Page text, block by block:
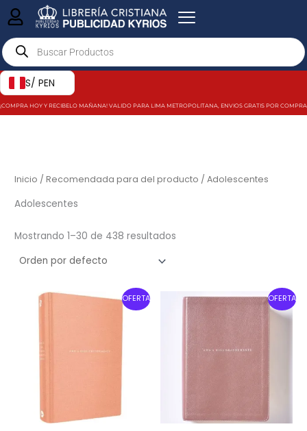
contenido
Products
search
S/ PEN
¡COMPRA HOY Y RECIBELO MAÑANA! VALIDO PARA LIMA METROPOLITANA, ENVIOS GRATIS POR
Inicio / Recomendada para del producto / Adolescentes
Adolescentes
Mostrando 1–30 de 438 resultados
OFERTA
Original Current
OFERTA
Original
was:
S/ 313.00.
Current
price
is: